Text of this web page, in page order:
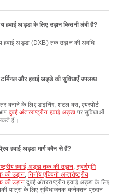
हवाई अड्डा के लिए उड़ान कितनी लंबी है?
और हवाई अड्डे की सुविधाएँ उपलब्ध
दुबई अंतरराष्ट्रीय हवाई अड्डा पर सुविधाओं
हैं।
हवाई अड्डा मार्ग कौन से हैं?
हवाई अड्डा तक की उड़ान, सुवर्णभूमि
की उड़ान, निनॉय एक्विनो अन्तर्राष्ट्रीय
की उड़ान दुबई अंतरराष्ट्रीय हवाई अड्डा के लिए
यात्रा के लिए सुविधाजनक कनेक्शन प्रदान